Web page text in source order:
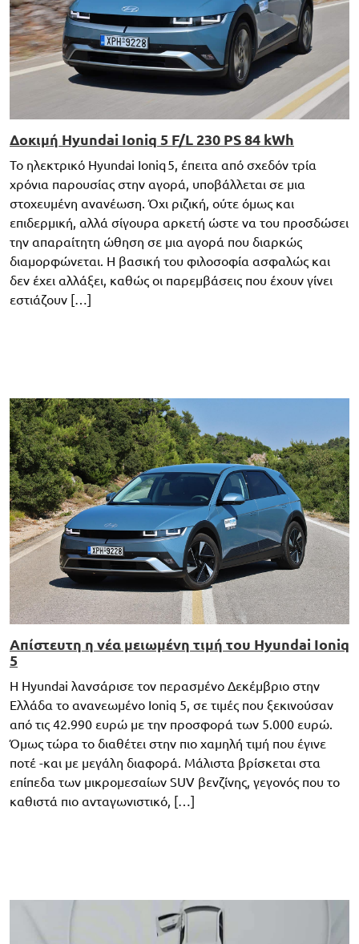
Δοκιμή Hyundai Ioniq 5 F/L 230 PS 84 kWh
Το ηλεκτρικό Hyundai Ioniq 5, έπειτα από σχεδόν τρία
χρόνια παρουσίας στην αγορά, υποβάλλεται σε μια
στοχευμένη ανανέωση. Όχι ριζική, ούτε όμως και
επιδερμική, αλλά σίγουρα αρκετή ώστε να του προσδώσει
την απαραίτητη ώθηση σε μια αγορά που διαρκώς
διαμορφώνεται. Η βασική του φιλοσοφία ασφαλώς και
δεν έχει αλλάξει, καθώς οι παρεμβάσεις που έχουν γίνει
εστιάζουν […]
Απίστευτη η νέα μειωμένη τιμή του Hyundai Ioniq
5
H Hyundai λανσάρισε τον περασμένο Δεκέμβριο στην
Ελλάδα το ανανεωμένο Ioniq 5, σε τιμές που ξεκινούσαν
από τις 42.990 ευρώ με την προσφορά των 5.000 ευρώ.
Όμως τώρα το διαθέτει στην πιο χαμηλή τιμή που έγινε
ποτέ -και με μεγάλη διαφορά. Μάλιστα βρίσκεται στα
επίπεδα των μικρομεσαίων SUV βενζίνης, γεγονός που το
καθιστά πιο ανταγωνιστικό, […]